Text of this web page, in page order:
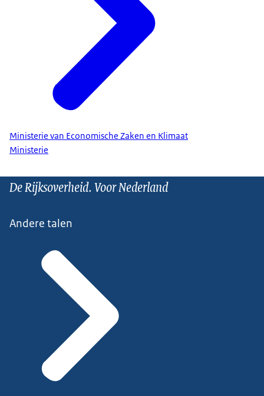
Ministerie van Economische Zaken en Klimaat
Ministerie
De Rijksoverheid. Voor Nederland
Andere talen